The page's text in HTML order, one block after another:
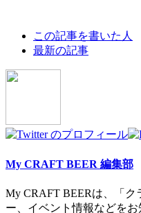
following
tabs
change
この記事を書いた人
最新の記事
My CRAFT BEER 編集部
My CRAFT BEERは、「
ー、イベント情報などをお